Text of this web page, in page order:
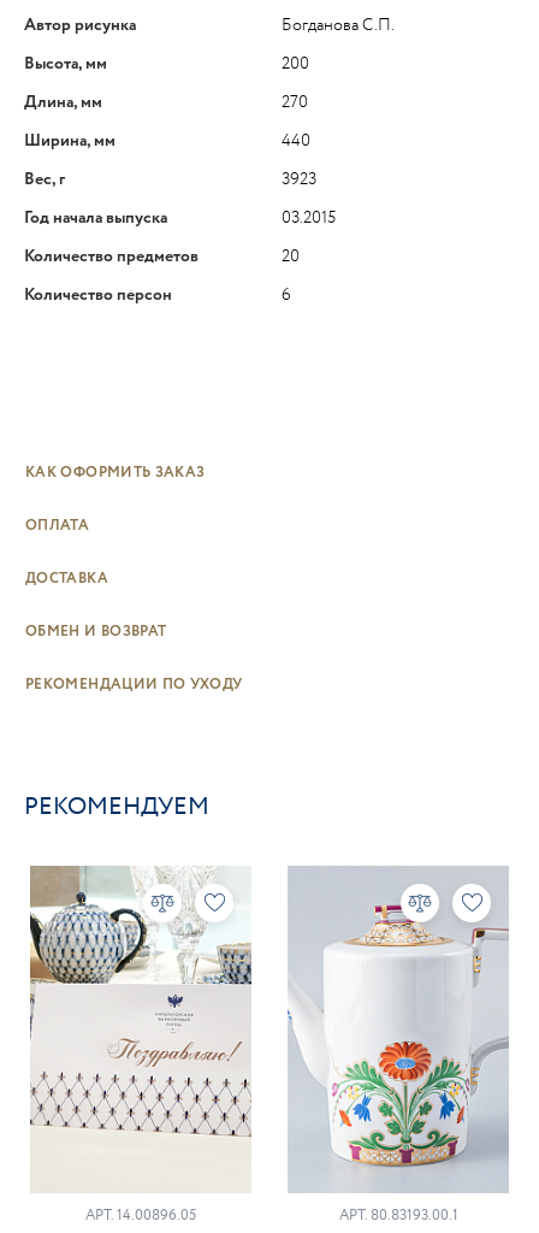
Автор рисунка
Богданова С.П.
Высота, мм
200
Длина, мм
270
Ширина, мм
440
Вес, г
3923
Год начала выпуска
03.2015
Количество предметов
20
Количество персон
6
КАК ОФОРМИТЬ ЗАКАЗ
ОПЛАТА
ДОСТАВКА
ОБМЕН И ВОЗВРАТ
РЕКОМЕНДАЦИИ ПО УХОДУ
РЕКОМЕНДУЕМ
АРТ. 14.00896.05 АРТ. 80.83193.00.1